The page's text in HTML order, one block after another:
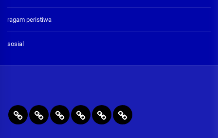
ragam peristiwa
sosial
BERITA RAGAM PENEGAKANPENDIDIKAN
PublikasiADVETORIAL